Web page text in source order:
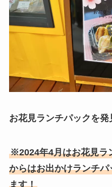
お花見ランチパックを発
※2024年4月はお花見ラ
からはお出かけランチ
ます！